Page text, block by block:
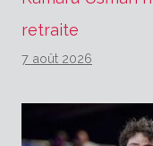
retraite
7 août 2026